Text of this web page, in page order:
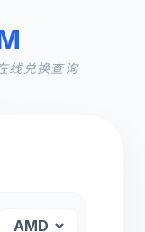
线兑换查询